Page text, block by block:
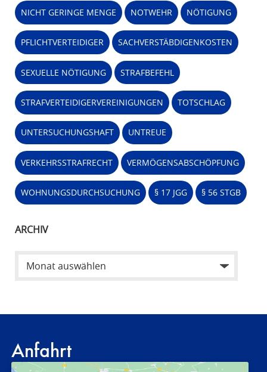
NICHT GERINGE MENGE NOTWEHR NÖTIGUNG
PFLICHTVERTEIDIGER SACHVERSTÄBDIGENKOSTEN
SEXUELLE NÖTIGUNG STRAFBEFEHL
STRAFVERTEIDIGERVEREINIGUNGEN TOTSCHLAG
UNTERSUCHUNGSHAFT UNTREUE
VERKEHRSSTRAFRECHT VERMÖGENSABSCHÖPFUNG
WOHNUNGSDURCHSUCHUNG § 17 JGG § 56 STGB
ARCHIV
Anfahrt